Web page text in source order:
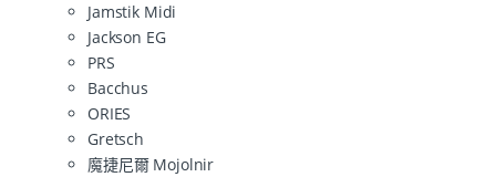
Jamstik Midi
Jackson EG
PRS
Bacchus
ORIES
Gretsch
魔捷尼爾 Mojolnir